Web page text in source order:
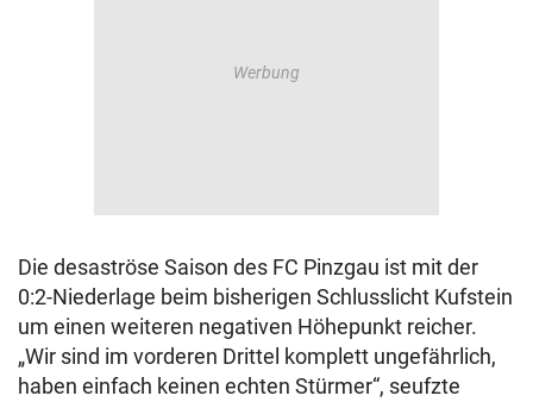
Die desaströse Saison des FC Pinzgau ist mit der
0:2-Niederlage beim bisherigen Schlusslicht Kufstein
um einen weiteren negativen Höhepunkt reicher.
„Wir sind im vorderen Drittel komplett ungefährlich,
haben einfach keinen echten Stürmer“, seufzte